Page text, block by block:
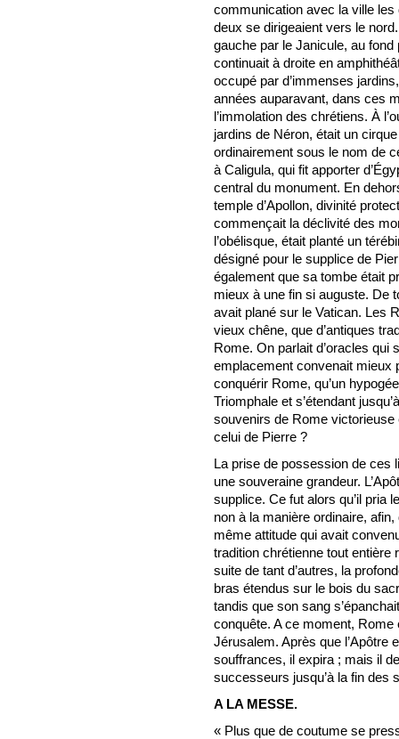
communication avec la ville
deux se dirigeaient vers le
gauche par le Janicule, au
continuait à droite en
occupé par d’immenses
années auparavant, dans ces
l’immolation des chrétiens. À
jardins de Néron, était un
ordinairement sous le nom de
à Caligula, qui fit apporter
central du monument. En
temple d’Apollon, divinité
commençait la déclivité des
l’obélisque, était planté un
désigné pour le supplice de
également que sa tombe était
mieux à une fin si auguste. De
avait plané sur le Vatican. Les
vieux chêne, que d’antiques
Rome. On parlait d’oracles qui
emplacement convenait mieux
conquérir Rome, qu’un
Triomphale et s’étendant
souvenirs de Rome victorieuse
celui de Pierre ?
La prise de possession de ces
une souveraine grandeur.
supplice. Ce fut alors qu’il pria
non à la manière ordinaire,
même attitude qui avait
tradition chrétienne tout entière
suite de tant d’autres, la
bras étendus sur le bois du
tandis que son sang
conquête. A ce moment,
Jérusalem. Après que l’Apôtre
souffrances, il expira ; mais il
successeurs jusqu’à la fin des
A LA MESSE.
« Plus que de coutume se